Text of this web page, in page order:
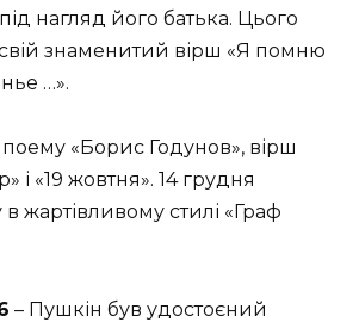
нагляд його батька. Цього
знаменитий вірш «Я помню
…».
поему «Борис Годунов», вірш
і «19 жовтня». 14 грудня
жартівливому стилі «Граф
– Пушкін був удостоєний